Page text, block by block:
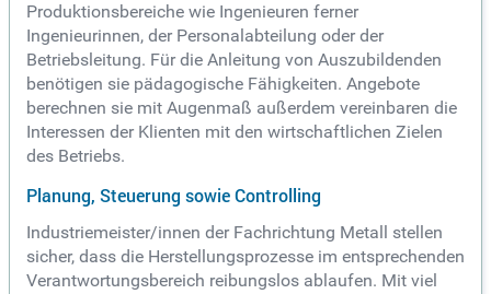
Produktionsbereiche wie Ingenieuren ferner
Ingenieurinnen, der Personalabteilung oder der
Betriebsleitung. Für die Anleitung von Auszubildenden
benötigen sie pädagogische Fähigkeiten. Angebote
berechnen sie mit Augenmaß außerdem vereinbaren die
Interessen der Klienten mit den wirtschaftlichen Zielen
des Betriebs.
Planung, Steuerung sowie Controlling
Industriemeister/innen der Fachrichtung Metall stellen
sicher, dass die Herstellungsprozesse im entsprechenden
Verantwortungsbereich reibungslos ablaufen. Mit viel